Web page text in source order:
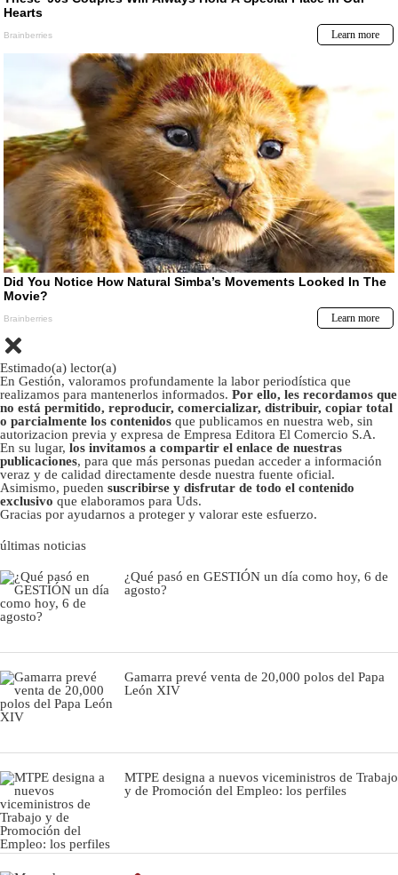
Estimado(a) lector(a)
En Gestión, valoramos profundamente la labor periodística que
realizamos para mantenerlos informados. Por ello, les recordamos que
no está permitido, reproducir, comercializar, distribuir, copiar total
o parcialmente los contenidos que publicamos en nuestra web, sin
autorizacion previa y expresa de Empresa Editora El Comercio S.A.
En su lugar, los invitamos a compartir el enlace de nuestras
publicaciones, para que más personas puedan acceder a información
veraz y de calidad directamente desde nuestra fuente oficial.
Asimismo, pueden suscribirse y disfrutar de todo el contenido
exclusivo que elaboramos para Uds.
Gracias por ayudarnos a proteger y valorar este esfuerzo.
últimas noticias
¿Qué pasó en GESTIÓN un día como hoy, 6 de
agosto?
Gamarra prevé venta de 20,000 polos del Papa
León XIV
MTPE designa a nuevos viceministros de Trabajo
y de Promoción del Empleo: los perfiles